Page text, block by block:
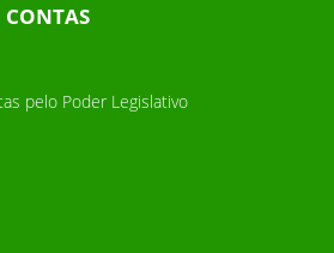
CONTAS
pelo Poder Legislativo